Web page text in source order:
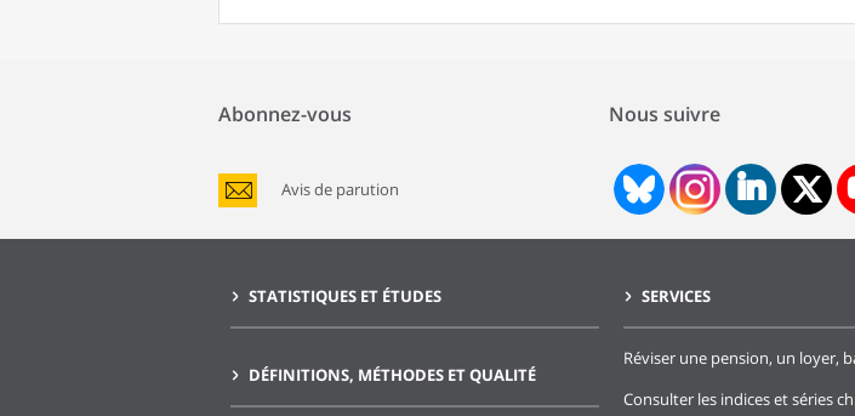
Abonnez-vous
Avis de parution
Nous suivre
STATISTIQUES ET ÉTUDES
DÉFINITIONS, MÉTHODES ET QUALITÉ
SERVICES
Réviser une pension, un loyer,
Consulter les indices et séries